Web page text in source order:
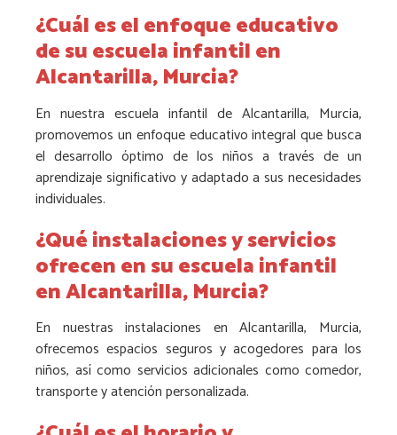
¿Cuál es el enfoque educativo
de su escuela infantil en
Alcantarilla, Murcia?
En nuestra escuela infantil de Alcantarilla, Murcia,
promovemos un enfoque educativo integral que busca
el desarrollo óptimo de los niños a través de un
aprendizaje significativo y adaptado a sus necesidades
individuales.
¿Qué instalaciones y servicios
ofrecen en su escuela infantil
en Alcantarilla, Murcia?
En nuestras instalaciones en Alcantarilla, Murcia,
ofrecemos espacios seguros y acogedores para los
niños, así como servicios adicionales como comedor,
transporte y atención personalizada.